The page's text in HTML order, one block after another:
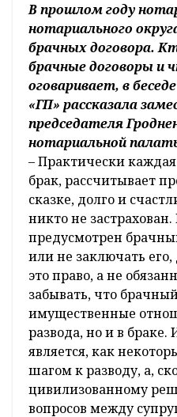
В прошлом году
нотариального
брачных договора.
брачные договоры и
оговаривает, в
«ГП» рассказала
председателя
нотариальной
– Практически
брак, рассчитывает
сказке, долго и
никто не
предусмотрен
или не заключать его,
это право, а не
забывать, что
имущественные
развода, но и в браке.
является, как
шагом к разводу, а,
цивилизованному
вопросов между